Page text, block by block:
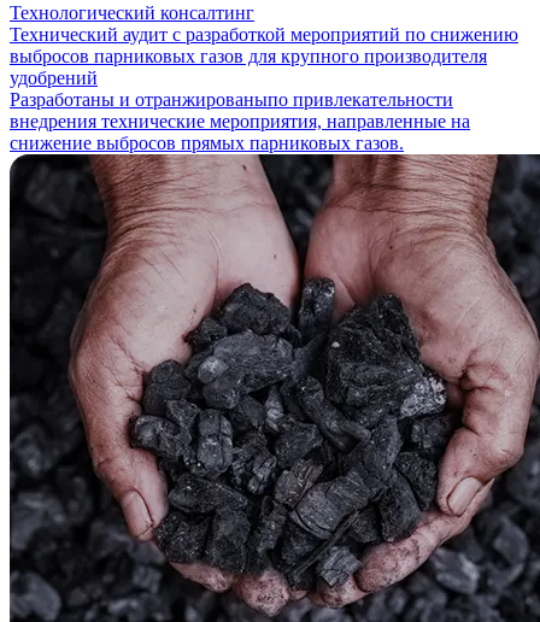
Технологический консалтинг
Технический аудит с разработкой мероприятий по снижению
выбросов парниковых газов для крупного производителя
удобрений
Разработаны и отранжированыпо привлекательности
внедрения технические мероприятия, направленные на
снижение выбросов прямых парниковых газов.